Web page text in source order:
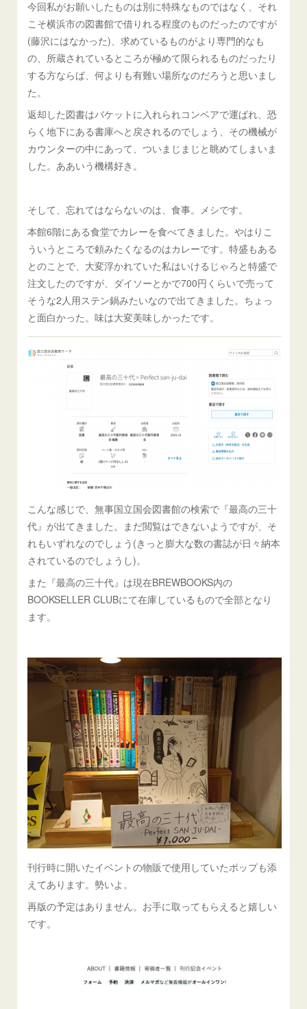
今回私がお願いしたものは別に特殊なものではなく、それ
こそ横浜市の図書館で借りれる程度のものだったのですが
(藤沢にはなかった)、求めているものがより専門的なも
の、所蔵されているところが極めて限られるものだったり
する方ならば、何よりも有難い場所なのだろうと思いまし
た。
返却した図書はバケットに入れられコンベアで運ばれ、恐
らく地下にある書庫へと戻されるのでしょう、その機械が
カウンターの中にあって、ついまじまじと眺めてしまいま
した。ああいう機構好き。
そして、忘れてはならないのは、食事。メシです。
本館6階にある食堂でカレーを食べてきました。やはりこ
ういうところで頼みたくなるのはカレーです。特盛もある
とのことで、大変浮かれていた私はいけるじゃろと特盛で
注文したのですが、ダイソーとかで700円くらいで売って
そうな2人用ステン鍋みたいなので出てきました。ちょっ
と面白かった。味は大変美味しかったです。
こんな感じで、無事国立国会図書館の検索で『最高の三十
代』が出てきました。まだ閲覧はできないようですが、そ
れもいずれなのでしょう(きっと膨大な数の書誌が日々納本
されているのでしょうし)。
また『最高の三十代』は現在BREWBOOKS内の
BOOKSELLER CLUBにて在庫しているもので全部となり
ます。
刊行時に開いたイベントの物販で使用していたポップも添
えてあります。勢いよ。
再版の予定はありません。お手に取ってもらえると嬉しい
です。